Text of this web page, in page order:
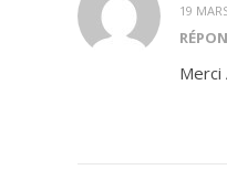
19
Merci